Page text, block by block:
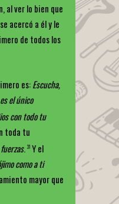
al ver lo bien que
acercó a él y le
de todos los
es:Escucha,
el único
con todo tu
toda tu
. 31 Y el
como a ti
mayor que